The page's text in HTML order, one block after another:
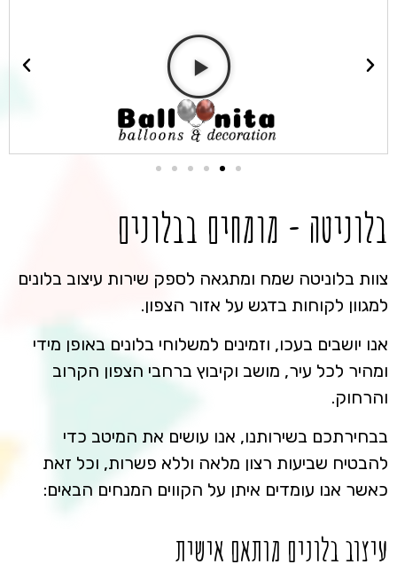
בלוניטה - מומחים בבלונים
צוות בלוניטה שמח ומתגאה לספק שירות עיצוב בלונים
למגוון לקוחות בדגש על אזור הצפון.
אנו יושבים בעכו, וזמינים למשלוחי בלונים באופן מידי
ומהיר לכל עיר, מושב וקיבוץ ברחבי הצפון הקרוב
והרחוק.
בבחירתכם בשירותנו, אנו עושים את המיטב כדי
להבטיח שביעות רצון מלאה וללא פשרות, וכל זאת
כאשר אנו עומדים איתן על הקווים המנחים הבאים:
עיצוב בלונים מותאם אישית